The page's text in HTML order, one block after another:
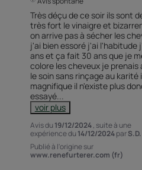
Très déçu de ce soir ils sont
très fort le vinaigre et
on arrive pas à sécher les
j'ai bien essoré j'ai l'habitude
ans et ça fait 30 ans que je
colore les cheveux je prenais
le soin sans rinçage au karité
magnifique il n'existe plus
essayé...
voir plus
Avis du 19/12/2024, suite à une
expérience du 14/12/2024parS.D.
Publié à l'origine sur
www.renefurterer.com (fr)